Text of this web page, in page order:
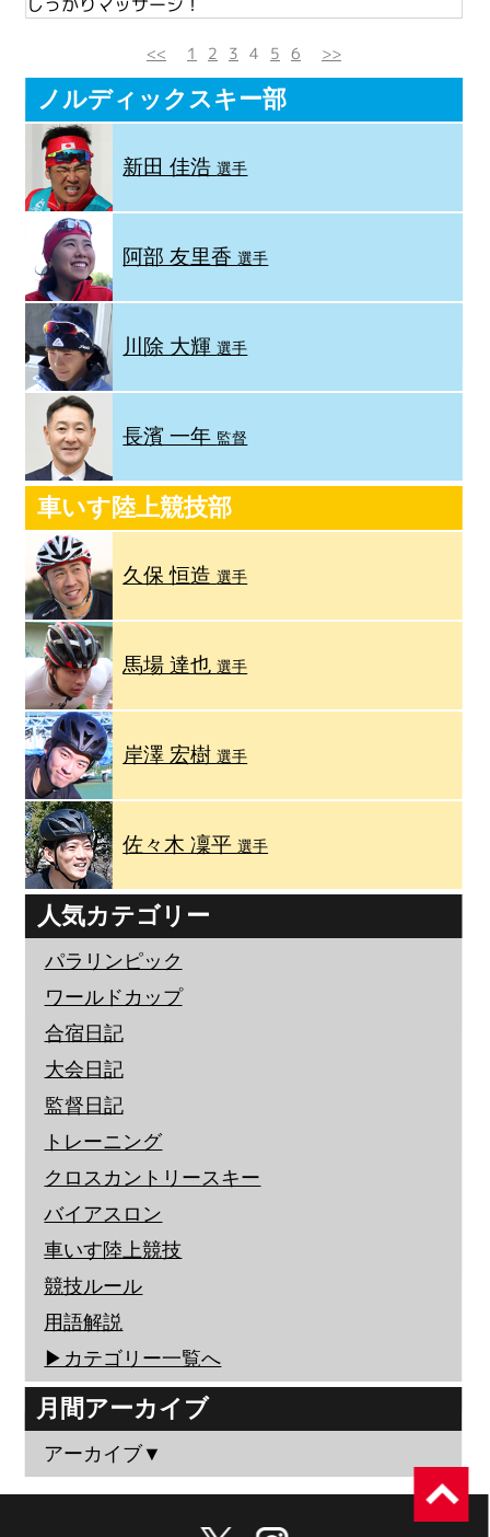
<< 1 2 3 4 5 6 >>
ノルディックスキー部
新田 佳浩選手
阿部 友里香選手
川除 大輝選手
長濱 一年 監督
車いす陸上競技部
久保 恒造選手
馬場 達也選手
岸澤 宏樹選手
佐々木 凜平選手
人気カテゴリー
パラリンピック
ワールドカップ
合宿日記
大会日記
監督日記
トレーニング
クロスカントリースキー
バイアスロン
車いす陸上競技
競技ルール
用語解説
▶︎カテゴリー一覧へ
月間アーカイブ
アーカイブ▼